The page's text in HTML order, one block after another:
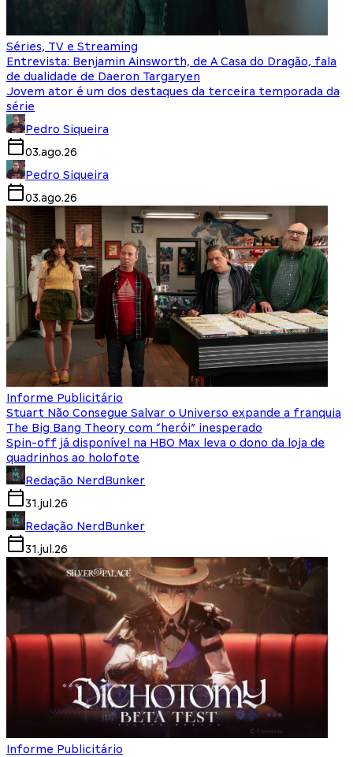
Séries, TV e Streaming
Entrevista: Benjamin Ainsworth, de A Casa do Dragão, fala
de dualidade de Daeron Targaryen
Jovem ator é um dos destaques da terceira temporada da
série
Pedro Siqueira
03.ago.26
Pedro Siqueira
03.ago.26
Informe Publicitário
Stuart Não Consegue Salvar o Universo expande a franquia
The Big Bang Theory com “herói” inesperado
Spin-off já disponível na HBO Max leva o dono da loja de
quadrinhos ao holofote
Redação NerdBunker
31.jul.26
Redação NerdBunker
31.jul.26
Informe Publicitário